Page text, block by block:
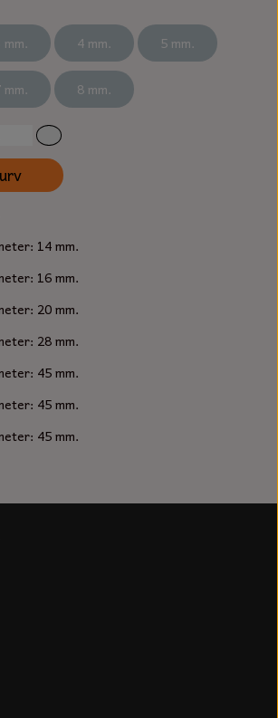
SORTIMENT
FORANKRING
DYBEL
TECUMSEH
& HAVEMASKINER
TÆNDRØR
SPÆNDEBÅND
OG FILTRE
OG TILBEHØR
KABLER OG TILBEHØR
TIL MOTORSAV
SMERGELLÆRRED
KLINGSPOR
GAVEKORT
STIKSAV KLINGER
KNIVE OG TILBEHØR
ARBEJDSLYS
MEJSLER
mm. 4 mm. 5 mm.
mm. 8 mm.
14 mm.
16 mm.
20 mm.
28 mm.
45 mm.
45 mm.
45 mm.